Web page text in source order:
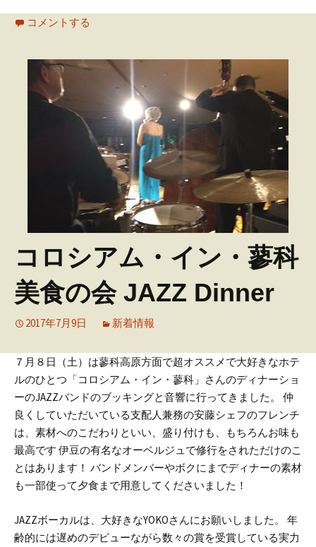
コメントする
コロシアム・イン・蓼科
美食の会 JAZZ Dinner
2017年7月9日 新着情報
７月８日（土）は蓼科高原方面で超オススメで大好きなホテ
ルのひとつ「コロシアム・イン・蓼科」さんのディナーショ
ーのJAZZバンドのブッキングと音響に行ってきました。
仲
良くしていただいている支配人兼務の安藤シェフのフレンチ
は、素材へのこだわりといい、盛り付けも、もちろんお味も
最高です 伊豆の有名なオーベルジュで修行をされただけのこ
とはあります！ バンドメンバーやボクにまでディナーの素材
も一部使って夕食まで用意してくださいました！
JAZZボーカルは、大好きなYOKOさんにお願いしました。
年
齢的には遅めのデビューながら数々の賞を受賞している実力